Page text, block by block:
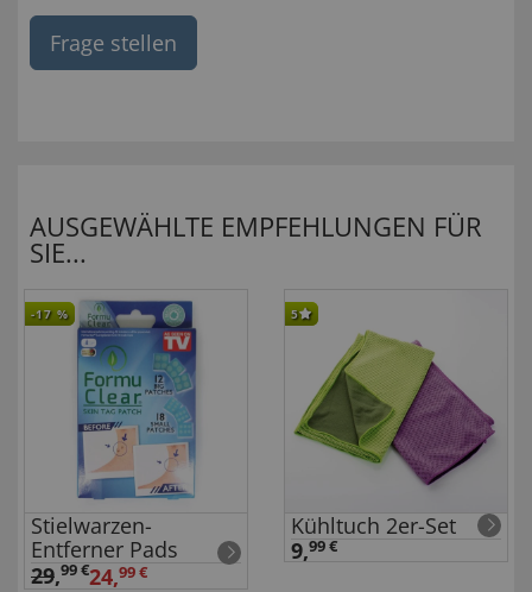
Frage stellen
AUSGEWÄHLTE EMPFEHLUNGEN FÜR
SIE...
-17 %
Stielwarzen-
Entferner Pads
29,99 €24,99 €
5
Kühltuch 2er-Set
9,99 €